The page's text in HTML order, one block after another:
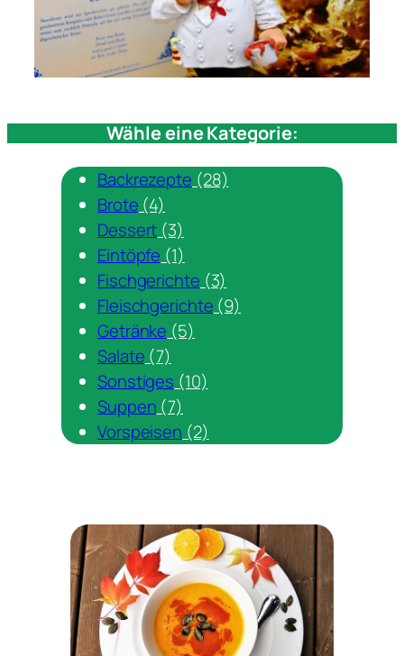
Wähle eine Kategorie:
Backrezepte (28)
Brote (4)
Dessert (3)
Eintöpfe (1)
Fischgerichte (3)
Fleischgerichte (9)
Getränke (5)
Salate (7)
Sonstiges (10)
Suppen (7)
Vorspeisen (2)